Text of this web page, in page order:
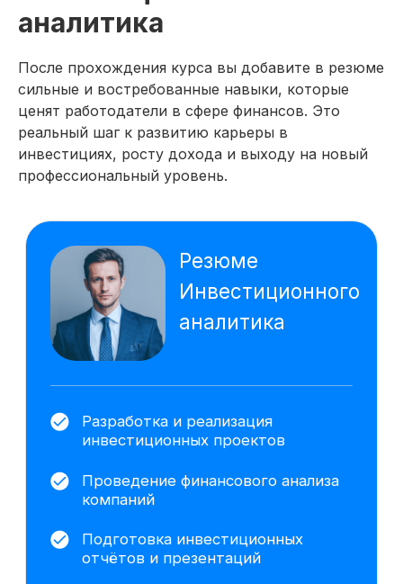
аналитика
После прохождения курса вы добавите в резюме
сильные и востребованные навыки, которые
ценят работодатели в сфере финансов. Это
реальный шаг к развитию карьеры в
инвестициях, росту дохода и выходу на новый
профессиональный уровень.
На основе исследования 1118 вакансий
hh.ru мы выделяем наиболее важные
навыки, которым клиенты обучаются
на курсе
Power Point
Gamma
DeepSeek
Алиса AI